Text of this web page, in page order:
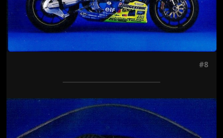
#8
Jön még kép!